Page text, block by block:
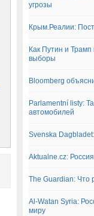
угрозы
Крым.Реалии:
Как Путин и
выборы
Bloomberg
Parlamentní listy:
автомобилей
Svenska
Aktualne.cz:
The Guardian: Что
Al-Watan Syria:
миру